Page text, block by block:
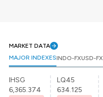
MARKET DATA
MAJOR INDEXESINDO-FXUSD-FX
IHSG
6,365.374
LQ45
634.125